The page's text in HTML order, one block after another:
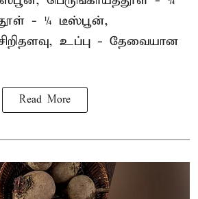
- ¼ டீஸ்பூன்,
உப்பு - தேவையான
Read More